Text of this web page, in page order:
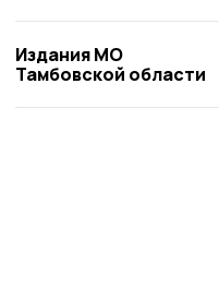
Издания МО
Тамбовской области